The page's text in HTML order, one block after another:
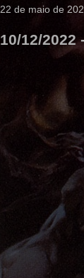
22 de maio de
10/12/2022